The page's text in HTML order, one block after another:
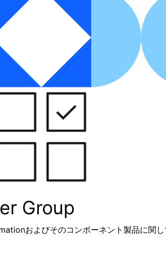
Group
およびそのコンポーネント製品に関し